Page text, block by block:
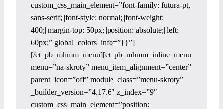
custom_css_main_element=”font-family: futura-pt,
sans-serif;||font-style: normal;||font-weight:
400;||margin-top: 50px;||position: absolute;||left:
60px;” global_colors_info=”{}”]
[/et_pb_mhmm_menu][et_pb_mhmm_inline_menu
menu=”na-skroty” menu_item_alignment=”center”
parent_icon=”off” module_class=”menu-skroty”
_builder_version=”4.17.6″ z_index=”9″
custom_css_main_element=”position: